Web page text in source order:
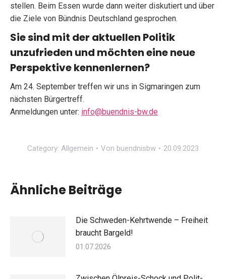
stellen. Beim Essen wurde dann weiter diskutiert und über
die Ziele von Bündnis Deutschland gesprochen.
Sie sind mit der aktuellen Politik
unzufrieden und möchten eine neue
Perspektive kennenlernen?
Am 24. September treffen wir uns in Sigmaringen zum
nächsten Bürgertreff.
Anmeldungen unter: info@buendnis-bw.de
Category: Allgemein Von buendnisbw 20.09.2023
Ähnliche Beiträge
Die Schweden-Kehrtwende – Freiheit
braucht Bargeld!
01.07.2026